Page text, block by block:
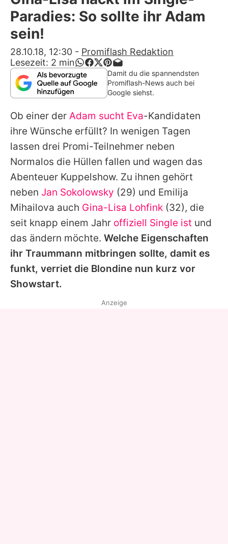
Alle Themen auf Promiflash
App runterladen
Team
Redaktionelle Richtlinien
Impressum
Datenschutzerklärung
Nutzungsbedingungen
Utiq verwalten
Paradies: So sollte ihr Adam
sein!
28.10.18, 12:30 - Promiflash Redaktion
Lesezeit: 2 min
Damit du die spannendsten
Promiflash-News auch bei
Google siehst.
Ob einer der Adam sucht Eva-Kandidaten
ihre Wünsche erfüllt? In wenigen Tagen
lassen drei Promi-Teilnehmer neben
Normalos die Hüllen fallen und wagen das
Abenteuer Kuppelshow. Zu ihnen gehört
neben Jan Sokolowsky (29) und Emilija
Mihailova auch Gina-Lisa Lohfink (32), die
seit knapp einem Jahr offiziell Single ist und
das ändern möchte. Welche Eigenschaften
ihr Traummann mitbringen sollte, damit es
funkt, verriet die Blondine nun kurz vor
Showstart.
Anzeige